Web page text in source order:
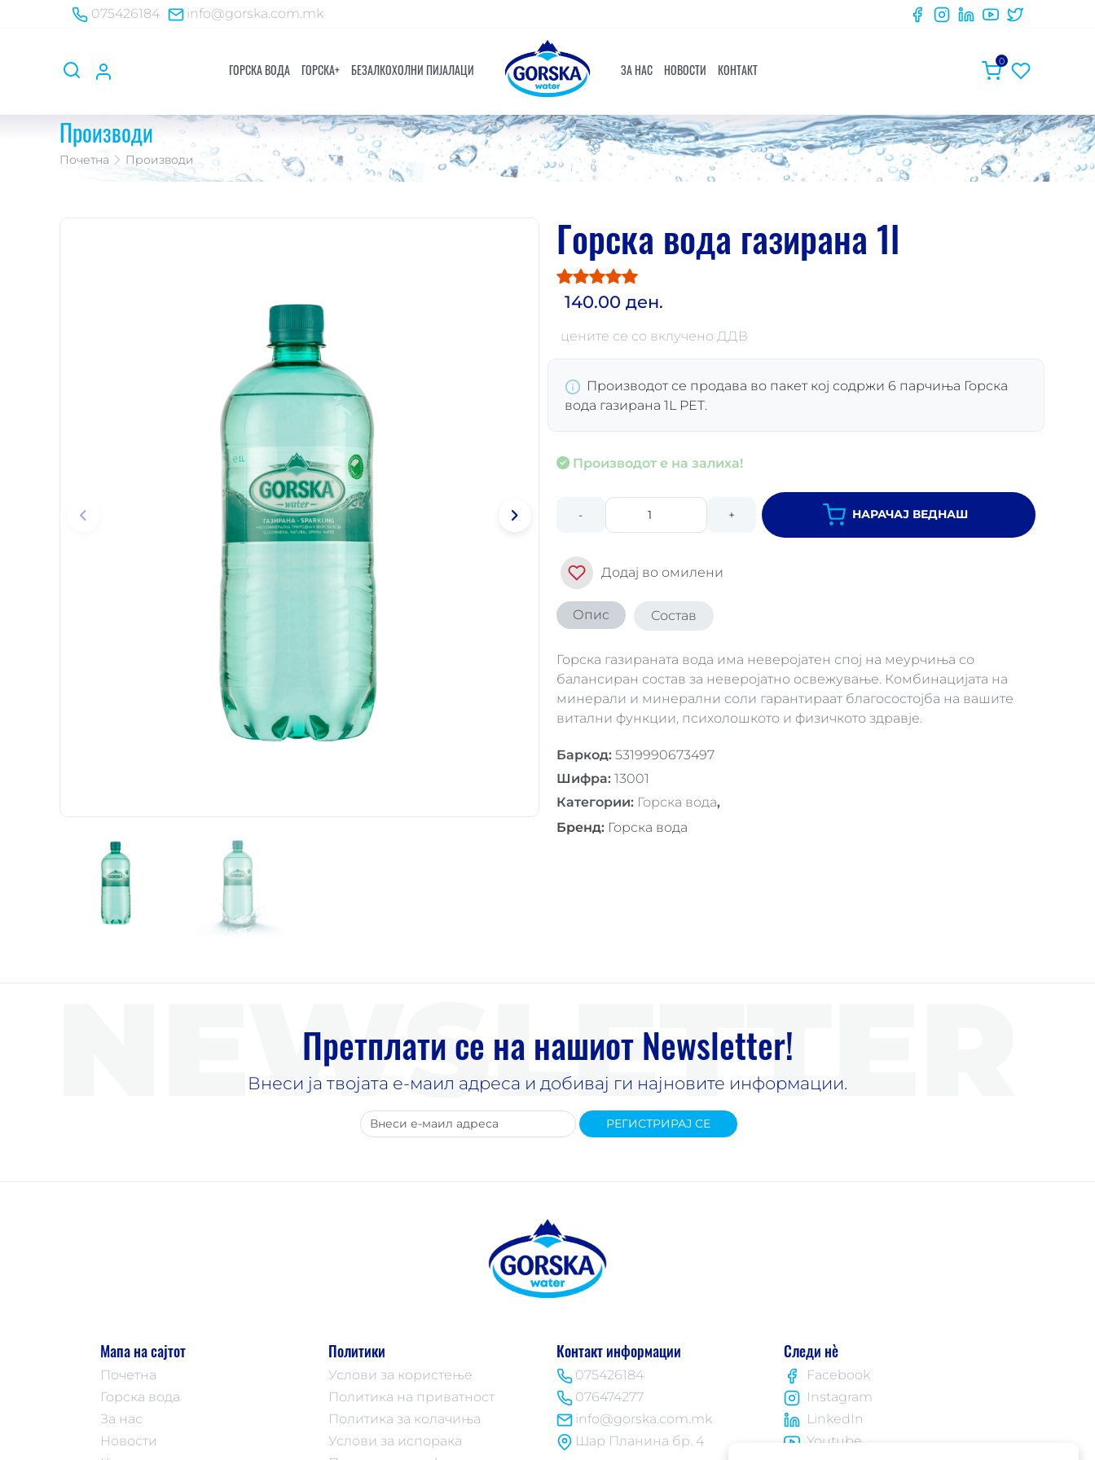
075426184 info@gorska.com.mk
ГОРСКА ВОДА ГОРСКA+ БЕЗАЛКОХОЛНИ ПИЈАЛАЦИ ЗА НАС НОВОСТИ КОНТАКТ
0
Производи
Почетна Производи
Горска вода газирана 1l
140.00 ден.
цените се со вклучено ДДВ
Производот се продава во пакет кој содржи 6 парчиња Горска
вода газирана 1L PET.
Производот е на залиха!
- + НАРАЧАЈ ВЕДНАШ
Додај во омилени
Опис Состав
Горска газираната вода има неверојатен спој на меурчиња со
балансиран состав за неверојатно освежување. Комбинацијата на
минерали и минерални соли гарантираат благосостојба на вашите
витални функции, психолошкото и физичкото здравје.
Баркод: 5319990673497
Шифра: 13001
Категории: Горска вода,
Бренд: Горска вода
NEWSLETTER
Претплати се на нашиот Newsletter!
Внеси ја твојата е-маил адреса и добивај ги најновите информации.
РЕГИСТРИРАЈ СЕ
Мапа на сајтот
Почетна
Горска вода
За нас
Новости
Политики
Услови за користење
Политика на приватност
Политика за колачиња
Услови за испорака
Контакт информации
075426184
076474277
info@gorska.com.mk
Шар Планина бр. 4
Следи нè
Facebook
Instagram
LinkedIn
Youtube